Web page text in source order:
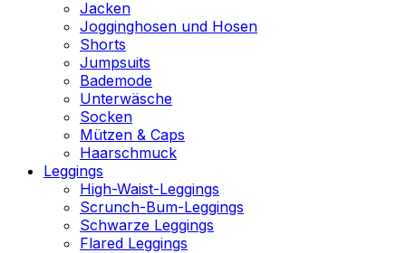
Jacken
Jogginghosen und Hosen
Shorts
Jumpsuits
Bademode
Unterwäsche
Socken
Mützen & Caps
Haarschmuck
Leggings
High-Waist-Leggings
Scrunch-Bum-Leggings
Schwarze Leggings
Flared Leggings